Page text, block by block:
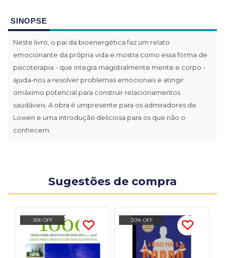
SINOPSE
Neste livro, o pai da bioenergética faz um relato
emocionante da própria vida e mostra como essa forma de
psicoterapia - que integra magistralmente mente e corpo -
ajuda-nos a resolver problemas emocionais e atingir
omáximo potencial para construir relacionamentos
saudáveis. A obra é umpresente para os admiradores de
Lowen e uma introdução deliciosa para os que não o
conhecem.
Sugestões de compra
15% OFF 20% OFF